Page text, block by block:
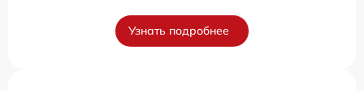
Узнать подробнее